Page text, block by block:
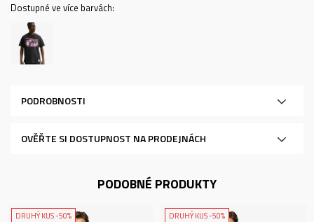
Dostupné ve více barvách:
PODROBNOSTI
OVĚŘTE SI DOSTUPNOST NA PRODEJNÁCH
PODOBNÉ PRODUKTY
DRUHÝ KUS -50% DRUHÝ KUS -50%